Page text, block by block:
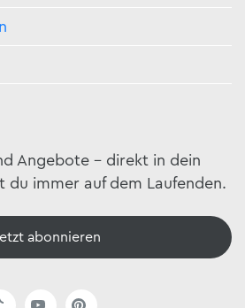
Angebote – direkt in dein
du immer auf dem Laufenden.
abonnieren